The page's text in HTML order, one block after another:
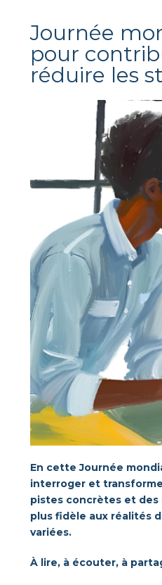
Journée
pour
réduire les
En cette Journée
interroger et
pistes concrètes et des
plus fidèle aux réalités
variées.
À lire, à écouter, à